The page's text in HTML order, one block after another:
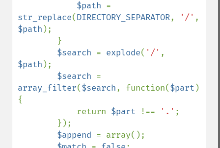
$path
str_replace(DIRECTORY_SEPARATOR, '/'
$path );
$search = explode( '/'
$path );
$search
array_filter($search, function($part )
{
            return
$part !== '.' ;
$append = array();